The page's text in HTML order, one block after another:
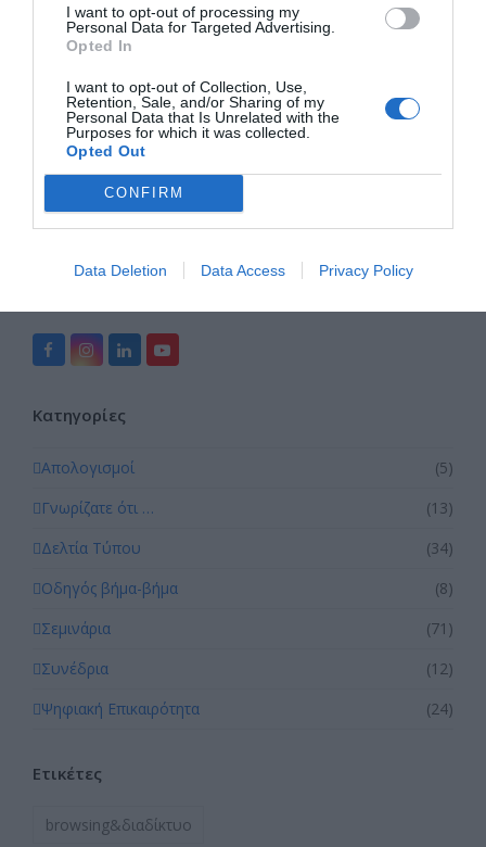
I want to opt-out of processing my
Personal Data for Targeted Advertising.
Opted In
I want to opt-out of Collection, Use,
Retention, Sale, and/or Sharing of my
Personal Data that Is Unrelated with the
Purposes for which it was collected.
Opted Out
CONFIRM
Data Deletion Data Access Privacy Policy
Το καλοκαίρι μας εμπνέει – Το Κέντρο Α.Ψη.Δ.Α.
προετοιμάζει τη νέα εκπαιδευτική χρονιά
Η ασφάλεια στις ηλεκτρονικές τραπεζικές συναλλαγές
ξεκινά από εμάς
Οδηγός: Πώς να χρησιμοποιείτε τα QR codes με ασφάλεια
Γνωρίζατε ότι… ένα QR code μπορεί να σας οδηγήσει σε
ψεύτικη ιστοσελίδα;
FacebookInstagram
LinkedInYouTube
Kατηγορίες
Απολογισμοί
(5)
Γνωρίζατε ότι …
(13)
Δελτία Τύπου
(34)
Οδηγός βήμα-βήμα
(8)
Σεμινάρια
(71)
Συνέδρια
(12)
Ψηφιακή Επικαιρότητα
(24)
Ετικέτες
browsing&διαδίκτυο